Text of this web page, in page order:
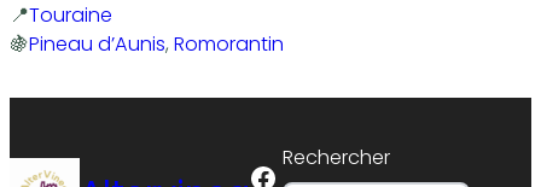
Touraine
Pineau d’Aunis, Romorantin
Facebook
Rechercher